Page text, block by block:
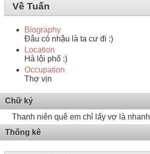
Về Tuấn
Biography
Đâu có nhậu là ta cư đi :)
Location
Hà lội phố :)
Occupation
Thợ vịn
Chữ ký
Thanh niên quê em chỉ lấy vợ là nhanh
Thống kê